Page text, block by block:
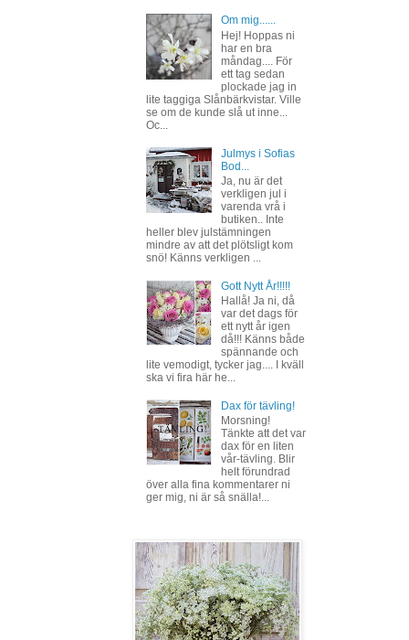
Om mig......
Hej! Hoppas ni
har en bra
måndag.... För
ett tag sedan
plockade jag in
lite taggiga Slånbärkvistar. Ville
se om de kunde slå ut inne...
Oc...
Julmys i Sofias
Bod...
Ja, nu är det
verkligen jul i
varenda vrå i
butiken.. Inte
heller blev julstämningen
mindre av att det plötsligt kom
snö! Känns verkligen ...
Gott Nytt År!!!!!
Hallå! Ja ni, då
var det dags för
ett nytt år igen
då!!! Känns både
spännande och
lite vemodigt, tycker jag.... I kväll
ska vi fira här he...
Dax för tävling!
Morsning!
Tänkte att det var
dax för en liten
vår-tävling. Blir
helt förundrad
över alla fina kommentarer ni
ger mig, ni är så snälla!...